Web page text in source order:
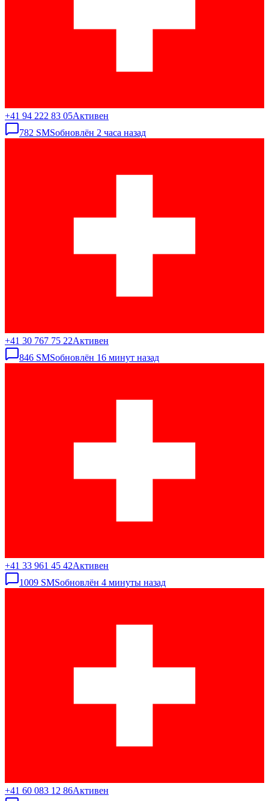
+41 94 222 83 05Активен
782 SMSобновлён 2 часа назад
+41 30 767 75 22Активен
846 SMSобновлён 16 минут назад
+41 33 961 45 42Активен
1009 SMSобновлён 4 минуты назад
+41 60 083 12 86Активен